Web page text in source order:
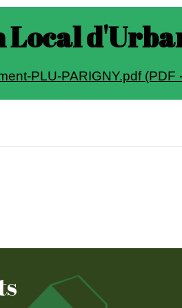
Local
PLU-PARIGNY.pdf (PDF